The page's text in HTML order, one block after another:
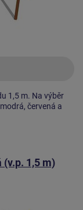
1,5 m. Na výběr
červená a
1,5 m)